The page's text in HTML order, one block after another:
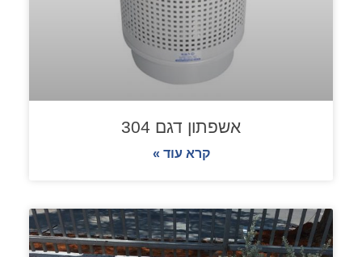
אשפתון דגם 304
קרא עוד »